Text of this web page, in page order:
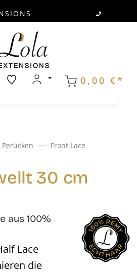
0,00 €*
Front Lace
30 cm
aus 100%
Lace
die